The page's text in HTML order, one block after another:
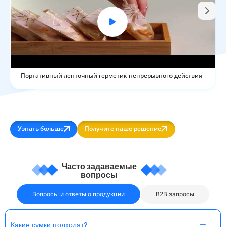
Портативный ленточный герметик непрерывного действия
Узнать больше Получите наше решение
Часто задаваемые
вопросы
Вопросы и ответы о продукции B2B запросы